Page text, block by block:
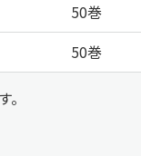
50巻
50巻